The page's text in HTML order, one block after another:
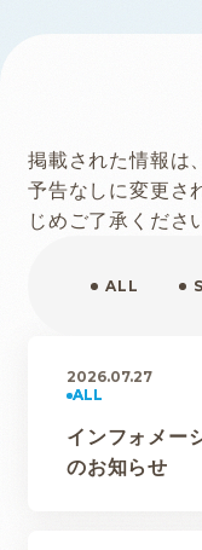
掲載された情報は
予告なしに変更さ
じめご了承くださ
ALL
2026.07.27
インフォメー
のお知らせ